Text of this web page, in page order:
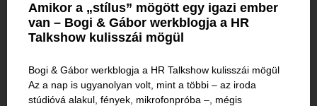
Amikor a „stílus” mögött egy igazi ember
van – Bogi & Gábor werkblogja a HR
Talkshow kulisszái mögül
Bogi & Gábor werkblogja a HR Talkshow kulisszái mögül
Az a nap is ugyanolyan volt, mint a többi – az iroda
stúdióvá alakul, fények, mikrofonpróba –, mégis